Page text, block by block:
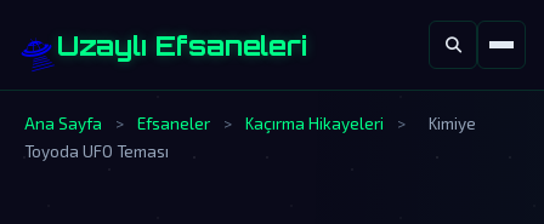
🛸Uzaylı Efsaneleri
Ana Sayfa > Efsaneler > Kaçırma Hikayeleri >
Kimiye
Toyoda UFO Teması